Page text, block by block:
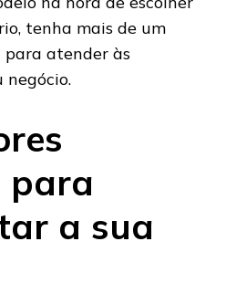
tenha mais de um
atender às
negócio.
para
a sua